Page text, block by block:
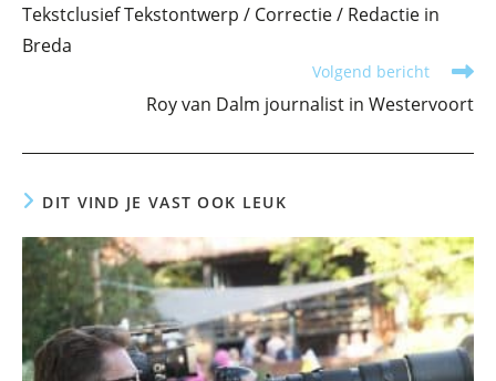
artikelen
Tekstclusief Tekstontwerp / Correctie / Redactie in
Breda
Volgend bericht
Roy van Dalm journalist in Westervoort
DIT VIND JE VAST OOK LEUK